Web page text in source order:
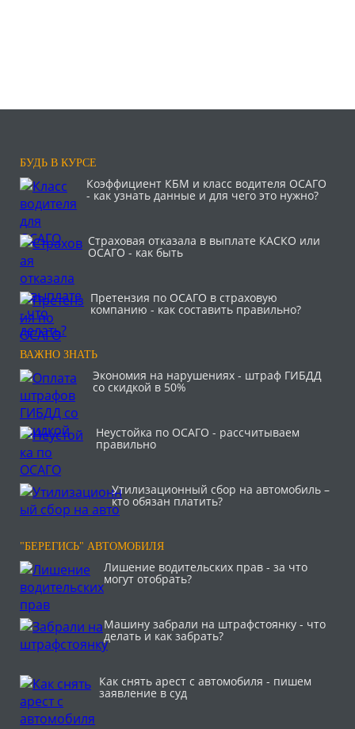
БУДЬ В КУРСЕ
Коэффициент КБМ и класс водителя ОСАГО
- как узнать данные и для чего это нужно?
Страховая отказала в выплате КАСКО или
ОСАГО - как быть
Претензия по ОСАГО в страховую
компанию - как составить правильно?
ВАЖНО ЗНАТЬ
Экономия на нарушениях - штраф ГИБДД
со скидкой в 50%
Неустойка по ОСАГО - рассчитываем
правильно
Утилизационный сбор на автомобиль –
кто обязан платить?
"БЕРЕГИСЬ" АВТОМОБИЛЯ
Лишение водительских прав - за что
могут отобрать?
Машину забрали на штрафстоянку - что
делать и как забрать?
Как снять арест с автомобиля - пишем
заявление в суд